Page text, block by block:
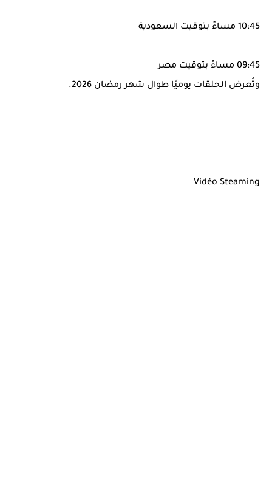
10:45 مساءً بتوقيت السعودية
09:45 مساءً بتوقيت مصر
وتُعرض الحلقات يوميًا طوال شهر رمضان 2026.
Vidéo Steaming